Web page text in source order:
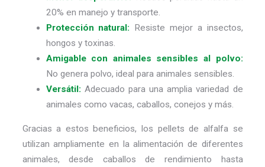
20% en manejo y transporte.
Protección natural: Resiste mejor a insectos,
hongos y toxinas.
Amigable con animales sensibles al polvo:
No genera polvo, ideal para animales sensibles.
Versátil: Adecuado para una amplia variedad de
animales como vacas, caballos, conejos y más.
Gracias a estos beneficios, los pellets de alfalfa se
utilizan ampliamente en la alimentación de diferentes
animales, desde caballos de rendimiento hasta